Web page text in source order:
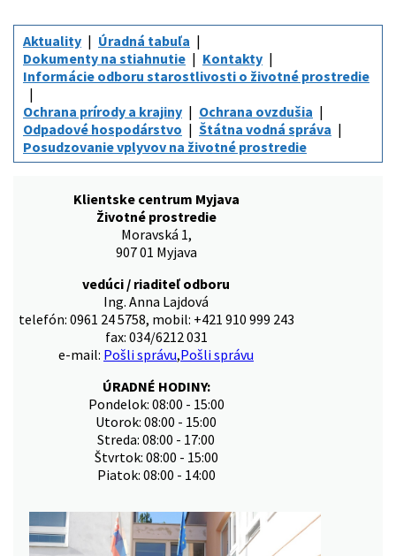
Aktuality
Úradná tabuľa
Dokumenty na stiahnutie
Kontakty
Informácie odboru starostlivosti o životné prostredie
Ochrana prírody a krajiny
Ochrana ovzdušia
Odpadové hospodárstvo
Štátna vodná správa
Posudzovanie vplyvov na životné prostredie
Klientske centrum Myjava
Životné prostredie
Moravská 1,
907 01 Myjava
vedúci / riaditeľ odboru
Ing. Anna Lajdová
telefón: 0961 24 5758, mobil: +421 910 999 243
fax: 034/6212 031
e-mail: Pošli správu,Pošli správu
ÚRADNÉ HODINY:
Pondelok: 08:00 - 15:00
Utorok: 08:00 - 15:00
Streda: 08:00 - 17:00
Štvrtok: 08:00 - 15:00
Piatok: 08:00 - 14:00